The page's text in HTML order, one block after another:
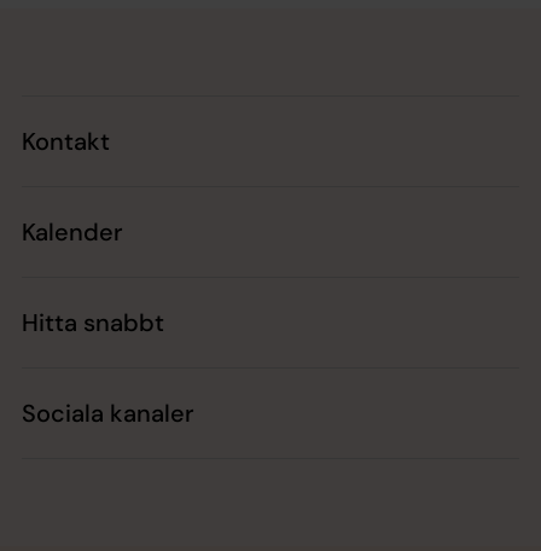
Kontakt
Kalender
Hitta snabbt
Sociala kanaler